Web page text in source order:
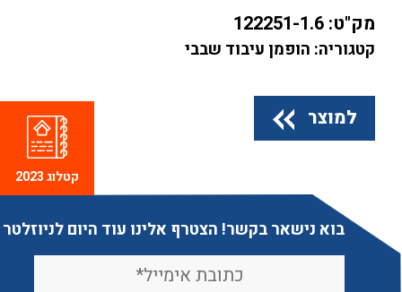
מק"ט: 122251-1.6
קטגוריה: הופמן עיבוד שבבי
למוצר
בוא נישאר בקשר! הצטרף אלינו עוד היום לניוזלטר
קטלוג 2023